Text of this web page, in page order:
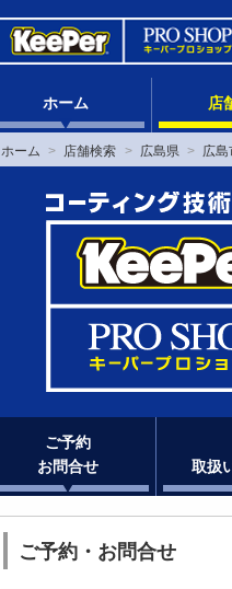
ホーム 店
ホーム 店舗検索 広島県 広島
ご予約
お問合せ
取扱
ご予約・お問合せ